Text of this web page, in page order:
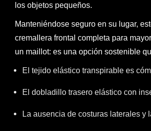
los objetos pequeños.
Manteniéndose seguro en su lugar,
cremallera frontal completa para
un maillot: es una opción sostenible
El tejido elástico transpirable es
El dobladillo trasero elástico con
La ausencia de costuras laterales